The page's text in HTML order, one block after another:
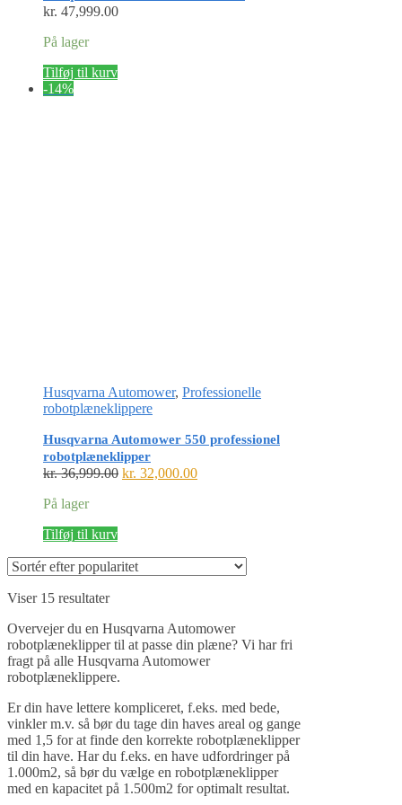
kr. 47,999.00
På lager
Tilføj til kurv
-14%
Husqvarna Automower, Professionelle
robotplæneklippere
Husqvarna Automower 550 professionel
robotplæneklipper
kr.36,999.00 Den
kr. 32,000.00Den
På lager
Tilføj til kurv
Viser 15 resultaterSorteret
popularitet
Overvejer du en Husqvarna Automower
robotplæneklipper til at passe din plæne? Vi har fri
fragt på alle Husqvarna Automower
robotplæneklippere.
Er din have lettere kompliceret, f.eks. med bede,
vinkler m.v. så bør du tage din haves areal og gange
med 1,5 for at finde den korrekte robotplæneklipper
til din have. Har du f.eks. en have udfordringer på
1.000m2, så bør du vælge en robotplæneklipper
med en kapacitet på 1.500m2 for optimalt resultat.